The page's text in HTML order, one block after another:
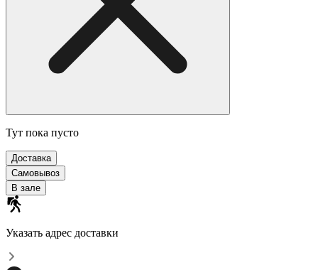
Тут пока пусто
Доставка
Самовывоз
В зале
Указать адрес доставки